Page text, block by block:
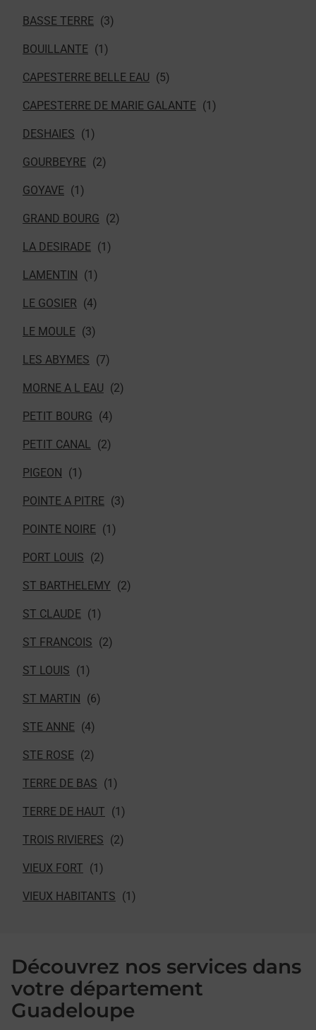
BASSE TERRE
BOUILLANTE
CAPESTERRE BELLE EAU
CAPESTERRE DE MARIE GALANTE
DESHAIES
GOURBEYRE
GOYAVE
GRAND BOURG
LA DESIRADE
LAMENTIN
LE GOSIER
LE MOULE
LES ABYMES
MORNE A L EAU
PETIT BOURG
PETIT CANAL
PIGEON
POINTE A PITRE
POINTE NOIRE
PORT LOUIS
ST BARTHELEMY
ST CLAUDE
ST FRANCOIS
ST LOUIS
ST MARTIN
STE ANNE
STE ROSE
TERRE DE BAS
TERRE DE HAUT
TROIS RIVIERES
VIEUX FORT
VIEUX HABITANTS
Découvrez nos services dans
votre département
Guadeloupe